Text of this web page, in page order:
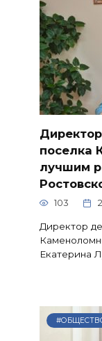
поселка
лучшим
103
Директор
Екатерина